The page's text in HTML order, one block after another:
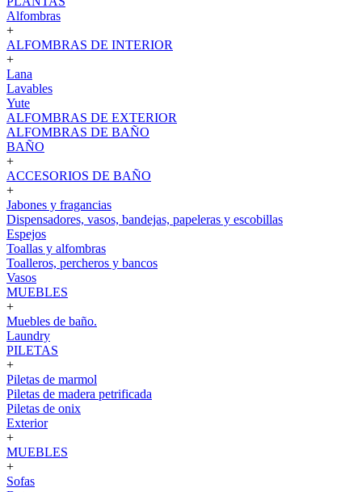
Alfombras
+
ALFOMBRAS DE INTERIOR
+
Lana
Lavables
Yute
ALFOMBRAS DE EXTERIOR
ALFOMBRAS DE BAÑO
BAÑO
+
ACCESORIOS DE BAÑO
+
Jabones y fragancias
Dispensadores, vasos, bandejas, papeleras y escobillas
Espejos
Toallas y alfombras
Toalleros, percheros y bancos
Vasos
MUEBLES
+
Muebles de baño.
Laundry
PILETAS
+
Piletas de marmol
Piletas de madera petrificada
Piletas de onix
Exterior
+
MUEBLES
+
Sofas